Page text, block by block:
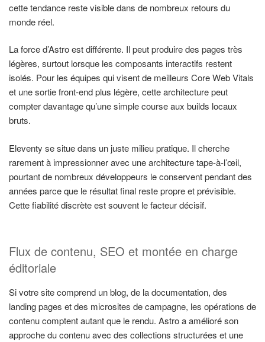
cette tendance reste visible dans de nombreux retours du
monde réel.
La force d’Astro est différente. Il peut produire des pages très
légères, surtout lorsque les composants interactifs restent
isolés. Pour les équipes qui visent de meilleurs Core Web Vitals
et une sortie front-end plus légère, cette architecture peut
compter davantage qu’une simple course aux builds locaux
bruts.
Eleventy se situe dans un juste milieu pratique. Il cherche
rarement à impressionner avec une architecture tape-à-l’œil,
pourtant de nombreux développeurs le conservent pendant des
années parce que le résultat final reste propre et prévisible.
Cette fiabilité discrète est souvent le facteur décisif.
Flux de contenu, SEO et montée en charge
éditoriale
Si votre site comprend un blog, de la documentation, des
landing pages et des microsites de campagne, les opérations de
contenu comptent autant que le rendu. Astro a amélioré son
approche du contenu avec des collections structurées et une